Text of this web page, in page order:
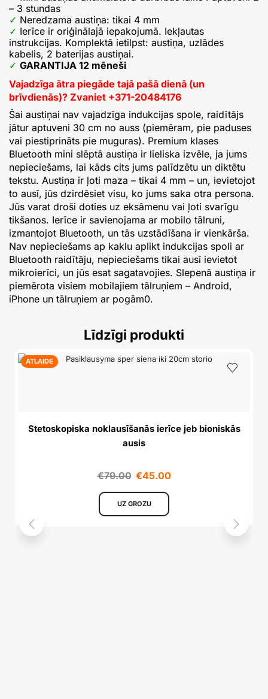
– 3 stundas
Neredzama austiņa: tikai 4 mm
Ierīce ir oriģinālajā iepakojumā. Iekļautas
instrukcijas. Komplektā ietilpst: austiņa, uzlādes
kabelis, 2 baterijas austiņai.
GARANTIJA 12 mēneši
Vajadzīga ātra piegāde tajā pašā dienā (un
brīvdienās)? Zvaniet +371-20484176
Šai austiņai nav vajadzīga indukcijas spole, raidītājs
jātur aptuveni 30 cm no auss (piemēram, pie paduses
vai piestiprināts pie muguras). Premium klases
Bluetooth mini slēptā austiņa ir lieliska izvēle, ja jums
nepieciešams, lai kāds cits jums palīdzētu un diktētu
tekstu. Austiņa ir ļoti maza – tikai 4 mm – un, ievietojot
to ausī, jūs dzirdēsiet visu, ko jums saka otra persona.
Jūs varat droši doties uz eksāmenu vai ļoti svarīgu
tikšanos. Ierīce ir savienojama ar mobilo tālruni,
izmantojot Bluetooth, un tās uzstādīšana ir vienkārša.
Nav nepieciešams ap kaklu aplikt indukcijas spoli ar
Bluetooth raidītāju, nepieciešams tikai ausī ievietot
mikroierīci, un jūs esat sagatavojies. Slepenā austiņa ir
piemērota visiem mobilajiem tālruņiem – Android,
iPhone un tālruņiem ar pogām0.
Līdzīgi produkti
ATLAIDE
Stetoskopiska noklausīšanās ierīce jeb bioniskās
ausis
€79.00 €45.00
UZ GROZU